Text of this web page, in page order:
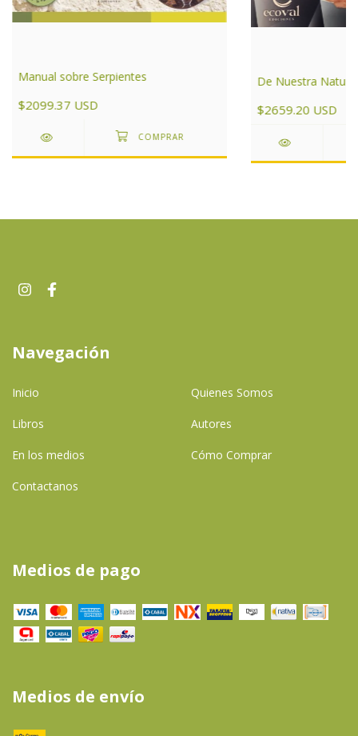
Manual sobre Serpientes
$2099.37 USD
De Nuestra
$2659.20 USD
Navegación
Inicio Quienes Somos
Libros Autores
En los medios Cómo Comprar
Contactanos
Medios de pago
Medios de envío